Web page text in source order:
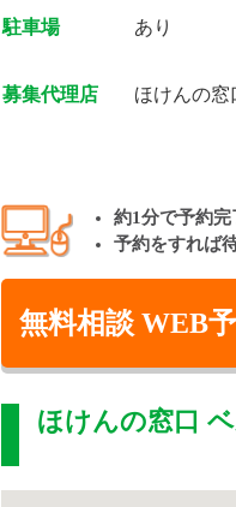
駐車場 あり
募集代理店 ほけんの窓
約1分で予約完
予約をすれば
無料相談 WEB
ほけんの窓口